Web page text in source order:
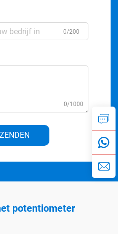
0/200
0/1000
potentiometer